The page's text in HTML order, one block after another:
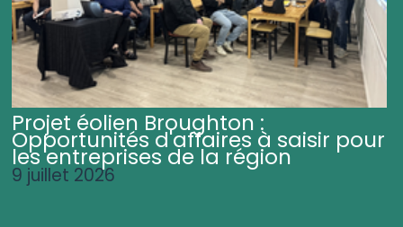
Projet éolien Broughton :
Opportunités d'affaires à saisir pour
les entreprises de la région
9 juillet 2026